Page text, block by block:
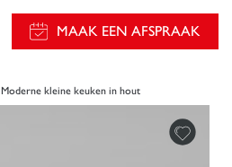
MAAK EEN AFSPRAAK
Moderne kleine keuken in hout